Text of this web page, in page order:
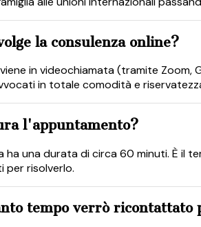
la consulenza online?
in videochiamata (tramite
in totale comodità e
l'appuntamento?
ha una durata di circa 60 minuti. È il
per risolverlo.
tempo verrò ricontattato